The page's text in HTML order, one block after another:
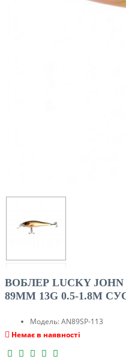
ВОБЛЕР LUCKY JOHN
89MM 13G 0.5-1.8M
Модель:AN89SP-113
Немає в наявності